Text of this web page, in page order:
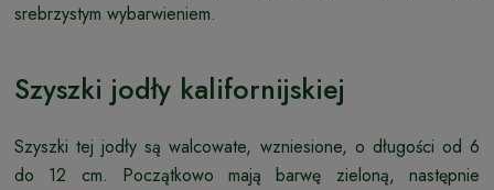
srebrzystym wybarwieniem.
Szyszki jodły kalifornijskiej
Szyszki tej jodły są walcowate, wzniesione, o długości od 6
do 12 cm. Początkowo mają barwę zieloną, następnie